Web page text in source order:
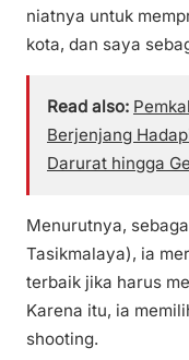
niatnya untuk
kota, dan saya
Read also:
Berjenjang
Darurat hingga
Menurutnya,
Tasikmalaya), ia
terbaik jika harus
Karena itu, ia
shooting.